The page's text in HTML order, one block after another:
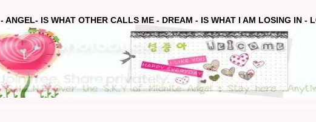
- ANGEL- IS WHAT OTHER CALLS ME - DREAM - IS WHAT I AM LOSING IN -